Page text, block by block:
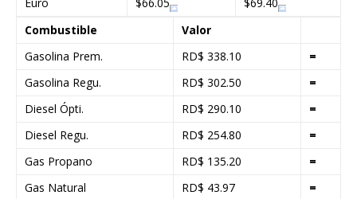
Combustible
Valor
Gasolina Prem.
RD$ 338.10
=
Gasolina Regu.
RD$ 302.50
=
Diesel Ópti.
RD$ 290.10
=
Diesel Regu.
RD$ 254.80
=
Gas Propano
RD$ 135.20
=
Gas Natural
RD$ 43.97 =